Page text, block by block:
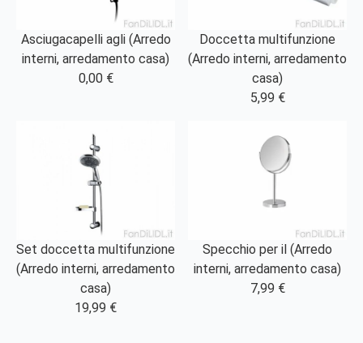
Asciugacapelli agli (Arredo
interni, arredamento casa)
0,00 €
Doccetta multifunzione
(Arredo interni, arredamento
casa)
5,99 €
Set doccetta multifunzione
(Arredo interni, arredamento
casa)
19,99 €
Specchio per il (Arredo
interni, arredamento casa)
7,99 €